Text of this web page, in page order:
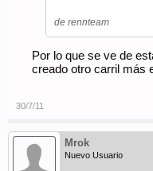
de rennteam
Por lo que se ve de
creado otro carril más
30/7/11
Mrok
Nuevo Usuario